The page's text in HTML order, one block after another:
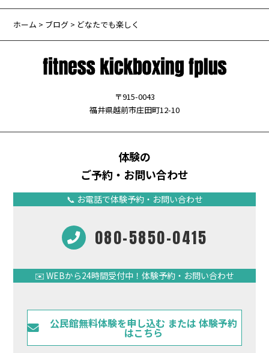
ホーム > ブログ > どなたでも楽しく
〒915-0043
福井県越前市庄田町12-10
体験の
ご予約・お問い合わせ
📞 お電話で体験予約・お問い合わせ
080-5850-0415
✉️ WEBから24時間受付中！体験予約・お問い合わせ
公民館無料体験を申し込む または 体験予約
はこちら